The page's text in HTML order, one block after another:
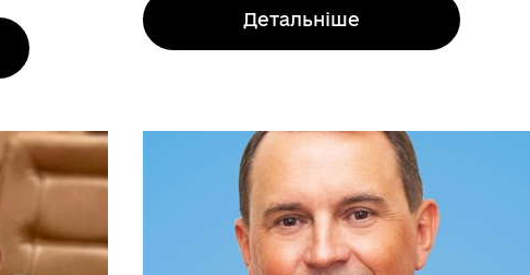
ГУМАНІТАРНА СФЕРА ТУРИСТИЧНИЙ ПОРТАЛ
Детальніше